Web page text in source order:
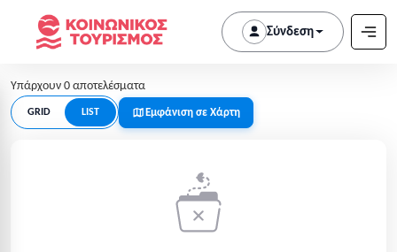
Σύνδεση
Υπάρχουν 0 αποτελέσματα
GRID LIST Εμφάνιση σε Χάρτη